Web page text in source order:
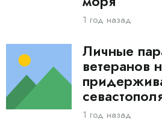
1 год назад
Личные
ветеранов
1 год назад